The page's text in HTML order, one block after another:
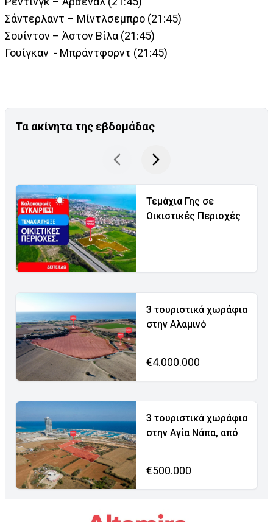
Σάντερλαντ – Μίντλσεμπρο (21:45)
Σουίντον – Άστον Βίλα (21:45)
Γουίγκαν - Μπράντφορντ (21:45)
Τα ακίνητα της εβδομάδας
Τεμάχια Γης σε
Οικιστικές Περιοχές
3 τουριστικά χωράφια
στην Αλαμινό
€4.000.000
3 τουριστικά χωράφια
στην Αγία Νάπα, από
€500.000